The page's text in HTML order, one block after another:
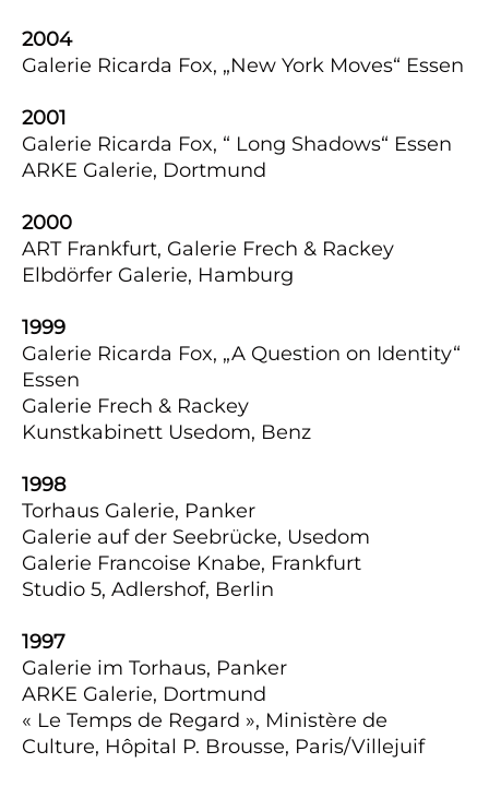
2004
Galerie Ricarda Fox, „New York Moves“ Essen
2001
Galerie Ricarda Fox, “ Long Shadows“ Essen
ARKE Galerie, Dortmund
2000
ART Frankfurt, Galerie Frech & Rackey
Elbdörfer Galerie, Hamburg
1999
Galerie Ricarda Fox, „A Question on Identity“
Essen
Galerie Frech & Rackey
Kunstkabinett Usedom, Benz
1998
Torhaus Galerie, Panker
Galerie auf der Seebrücke, Usedom
Galerie Francoise Knabe, Frankfurt
Studio 5, Adlershof, Berlin
1997
Galerie im Torhaus, Panker
ARKE Galerie, Dortmund
« Le Temps de Regard », Ministère de
Culture, Hôpital P. Brousse, Paris/Villejuif